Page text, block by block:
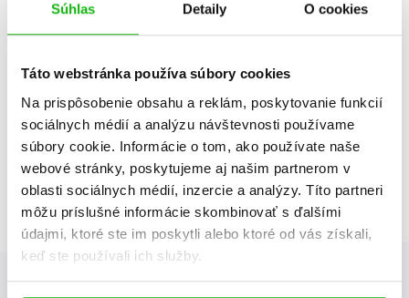
Súhlas Detaily O cookies
Táto webstránka používa súbory cookies
Na prispôsobenie obsahu a reklám, poskytovanie funkcií
sociálnych médií a analýzu návštevnosti používame
súbory cookie. Informácie o tom, ako používate naše
webové stránky, poskytujeme aj našim partnerom v
oblasti sociálnych médií, inzercie a analýzy. Títo partneri
môžu príslušné informácie skombinovať s ďalšími
údajmi, ktoré ste im poskytli alebo ktoré od vás získali,
keď ste používali ich služby.
(s podpisom)